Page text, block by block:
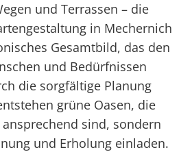
und Terrassen – die
in Mechernich
Gesamtbild, das den
und Bedürfnissen
die sorgfältige Planung
grüne Oasen, die
sind, sondern
und Erholung einladen.